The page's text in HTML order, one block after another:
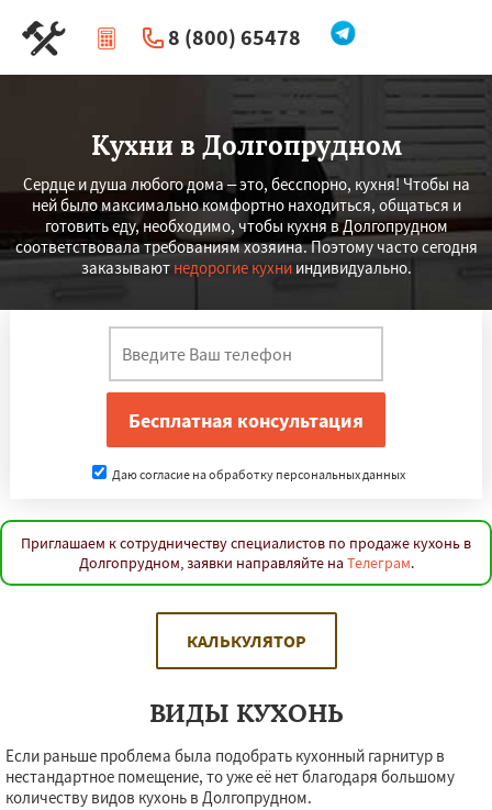
8 (800) 65478
| Перезвоните мне
Кухни в Долгопрудном
Сердце и душа любого дома – это, бесспорно, кухня! Чтобы на
ней было максимально комфортно находиться, общаться и
готовить еду, необходимо, чтобы кухня в Долгопрудном
соответствовала требованиям хозяина. Поэтому часто сегодня
заказывают недорогие кухнииндивидуально.
Даю согласие на обработку персональных данных
Приглашаем к сотрудничеству специалистов по продаже кухонь в
Долгопрудном, заявки направляйте на Телеграм.
КАЛЬКУЛЯТОР
ВИДЫ КУХОНЬ
Если раньше проблема была подобрать кухонный гарнитур в
нестандартное помещение, то уже её нет благодаря большому
количеству видов кухонь в Долгопрудном.